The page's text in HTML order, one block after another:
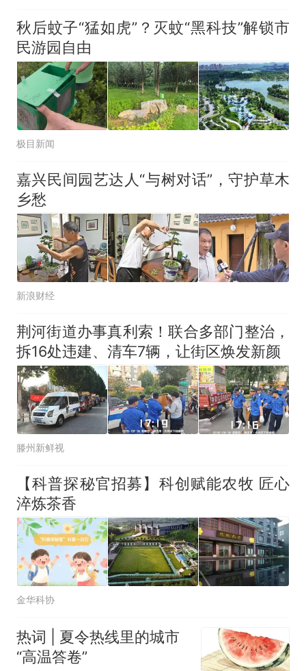
秋后蚊子“猛如虎”？灭蚊“黑科技”解锁市
民游园自由
极目新闻
嘉兴民间园艺达人“与树对话”，守护草木
乡愁
新浪财经
荆河街道办事真利索！联合多部门整治，
拆16处违建、清车7辆，让街区焕发新颜
滕州新鲜视
【科普探秘官招募】科创赋能农牧 匠心
淬炼茶香
金华科协
热词 | 夏令热线里的城市
“高温答卷”